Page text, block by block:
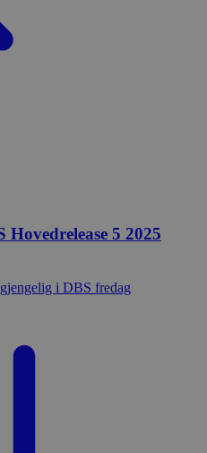
5 2025
i DBS fredag